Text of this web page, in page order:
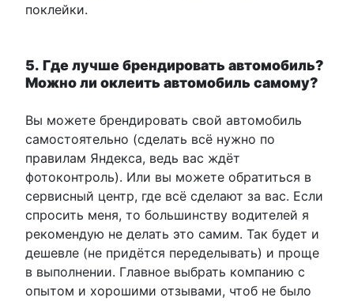
поклейки.
5. Где лучше брендировать автомобиль?
Можно ли оклеить автомобиль самому?
Вы можете брендировать свой автомобиль
самостоятельно (сделать всё нужно по
правилам Яндекса, ведь вас ждёт
фотоконтроль). Или вы можете обратиться в
сервисный центр, где всё сделают за вас. Если
спросить меня, то большинству водителей я
рекомендую не делать это самим. Так будет и
дешевле (не придётся переделывать) и проще
в выполнении. Главное выбрать компанию с
опытом и хорошими отзывами, чтоб не было